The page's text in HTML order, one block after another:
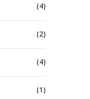
(4)
(2)
(4)
(1)